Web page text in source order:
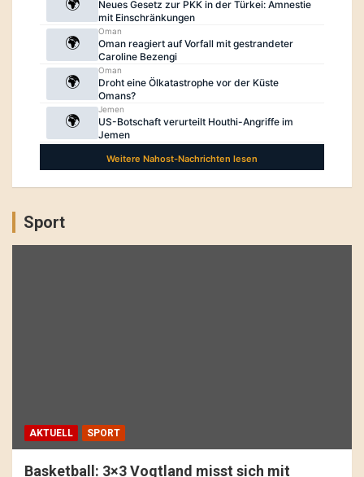
Sport
AKTUELL SPORT
Basketball: 3×3 Vogtland misst sich mit